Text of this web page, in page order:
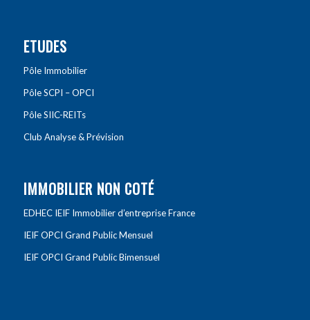
ETUDES
Pôle Immobilier
Pôle SCPI – OPCI
Pôle SIIC-REITs
Club Analyse & Prévision
IMMOBILIER NON COTÉ
EDHEC IEIF Immobilier d’entreprise France
IEIF OPCI Grand Public Mensuel
IEIF OPCI Grand Public Bimensuel